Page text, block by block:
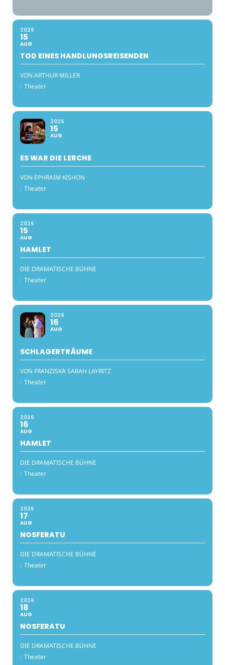
2026
15
AUG
TOD EINES HANDLUNGSREISENDEN
VON ARTHUR MILLER
: Theater
2026
15
AUG
ES WAR DIE LERCHE
VON EPHRAIM KISHON
: Theater
2026
15
AUG
HAMLET
DIE DRAMATISCHE BÜHNE
: Theater
2026
16
AUG
SCHLAGERTRÄUME
VON FRANZISKA SARAH LAYRITZ
: Theater
2026
16
AUG
HAMLET
DIE DRAMATISCHE BÜHNE
: Theater
2026
17
AUG
NOSFERATU
DIE DRAMATISCHE BÜHNE
: Theater
2026
18
AUG
NOSFERATU
DIE DRAMATISCHE BÜHNE
: Theater